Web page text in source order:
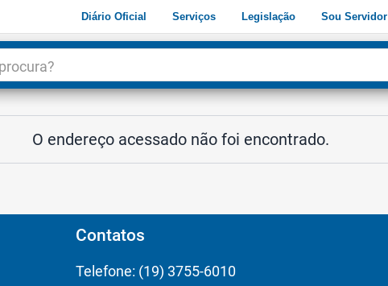
Diário Oficial Serviços Legislação Sou Servidor
O endereço acessado não foi encontrado.
Contatos
Telefone: (19) 3755-6010